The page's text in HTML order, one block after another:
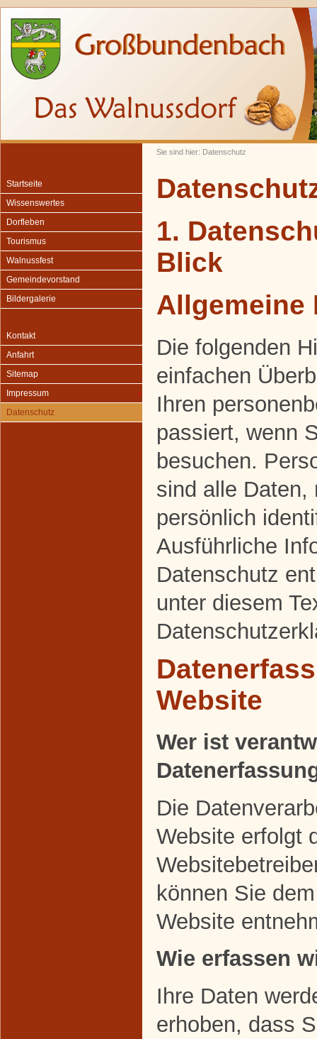
Sie sind hier: Datenschutz
Startseite
Wissenswertes
Dorfleben
Tourismus
Walnussfest
Gemeindevorstand
Bildergalerie
Kontakt
Anfahrt
Sitemap
Impressum
Datenschutz
1.
Blick
Allgemeine
Die folgenden
einfachen
Ihren
passiert, wenn
besuchen.
sind alle Daten,
persönlich
Ausführliche
Datenschutz
unter diesem
Website
Wer ist
Die
Website erfolgt
können Sie
Website
Wie erfassen
Ihre Daten
erhoben, dass